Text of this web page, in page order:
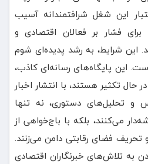
این شغل شرافتمندانه آسیب
برای فشار بر فعالان اقتصادی و
️این شرایط، به رشد پدیده‌ای شوم
این پایگاه‌های رسانه‌ای کاذب،
تکثیر هستند، با انتشار اخبار
و تحلیل‌های دستوری، نه تنها
می‌کنند، بلکه با باج‌خواهی از
تحریف فضای رقابتی دامن می‌زنند.
به تلاش‌های خبرنگاران اقتصادی